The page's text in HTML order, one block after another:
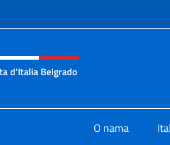
menu of site
d'Italia Belgrado
O nama